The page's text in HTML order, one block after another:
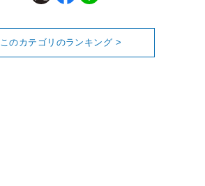
このカテゴリのランキング >